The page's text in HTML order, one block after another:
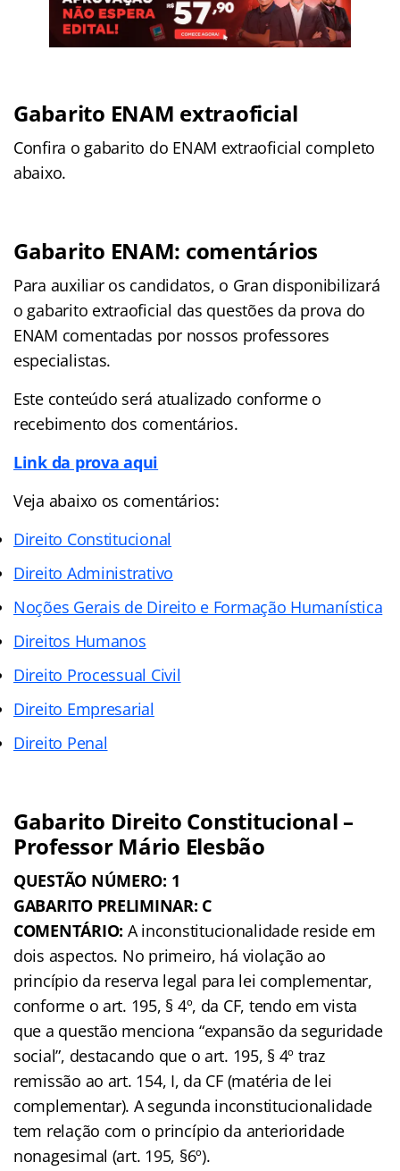
Gabarito ENAM extraoficial
Confira o gabarito do ENAM extraoficial completo
abaixo.
Gabarito ENAM: comentários
Para auxiliar os candidatos, o Gran disponibilizará
o gabarito extraoficial das questões da prova do
ENAM comentadas por nossos professores
especialistas.
Este conteúdo será atualizado conforme o
recebimento dos comentários.
Link da prova aqui
Veja abaixo os comentários:
Direito Constitucional
Direito Administrativo
Noções Gerais de Direito e Formação Humanística
Direitos Humanos
Direito Processual Civil
Direito Empresarial
Direito Penal
Gabarito Direito Constitucional –
Professor Mário Elesbão
QUESTÃO NÚMERO: 1
GABARITO PRELIMINAR: C
COMENTÁRIO: A inconstitucionalidade reside em
dois aspectos. No primeiro, há violação ao
princípio da reserva legal para lei complementar,
conforme o art. 195, § 4º, da CF, tendo em vista
que a questão menciona “expansão da seguridade
social”, destacando que o art. 195, § 4º traz
remissão ao art. 154, I, da CF (matéria de lei
complementar). A segunda inconstitucionalidade
tem relação com o princípio da anterioridade
nonagesimal (art. 195, §6º).